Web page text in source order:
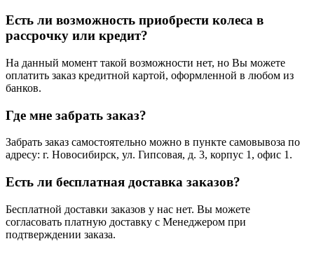
Есть ли возможность приобрести колеса в
рассрочку или кредит?
На данный момент такой возможности нет, но Вы можете
оплатить заказ кредитной картой, оформленной в любом из
банков.
Где мне забрать заказ?
Забрать заказ самостоятельно можно в пункте самовывоза по
адресу: г. Новосибирск, ул. Гипсовая, д. 3, корпус 1, офис 1.
Есть ли бесплатная доставка заказов?
Бесплатной доставки заказов у нас нет. Вы можете
согласовать платную доставку с Менеджером при
подтверждении заказа.